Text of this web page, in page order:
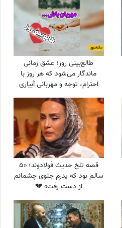
طالع‌بینی روز؛ عشق زمانی
ماندگار می‌شود که هر روز با
احترام، توجه و مهربانی آبیاری
شود / جمعه 16 مرداد 1405
قصه تلخ حدیث فولادوند؛ «5
سالم بود که پدرم جلوی چشمانم
از دست رفت» 💔